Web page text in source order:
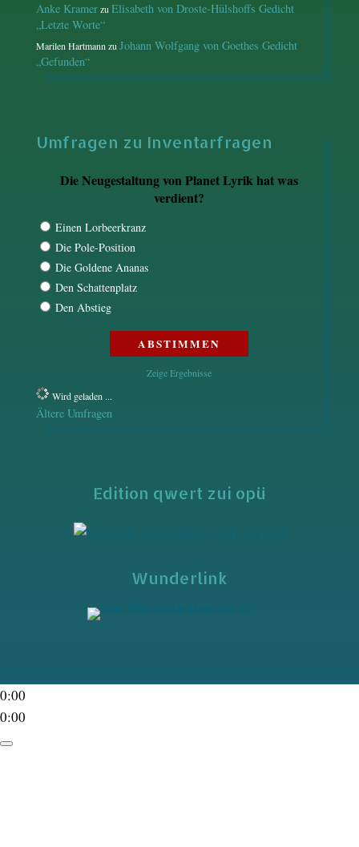
Anke KramerzuElisabeth von Droste-Hülshoffs Gedicht
„Letzte Worte“
Marilen HartmannzuJohann Wolfgang von Goethes Gedicht
„Gefunden“
Umfragen zu Inventarfragen
Die Neugestaltung von Planet Lyrik hat was
verdient?
Einen Lorbeerkranz
Die Pole-Position
Die Goldene Ananas
Den Schattenplatz
Den Abstieg
Zeige Ergebnisse
Wird geladen ...
Ältere Umfragen
Edition qwert zui opü
Wunderlink
0:00
0:00